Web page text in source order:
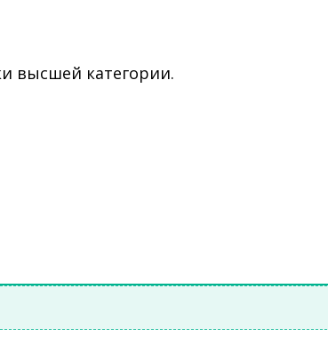
высшей категории.